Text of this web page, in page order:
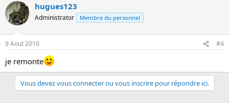
hugues123
Administrator Membre du personnel
9 Aout 2010 #4
je remonte
Vous devez vous connecter ou vous inscrire pour répondre ici.